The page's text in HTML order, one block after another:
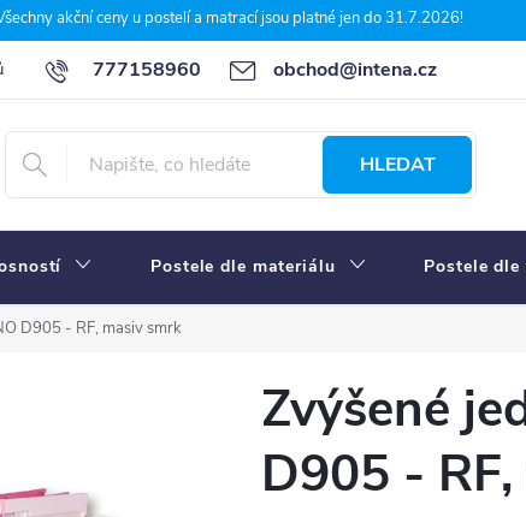
akční ceny u postelí a matrací jsou platné jen do 31.7.2026!
777158960 obchod@intena.cz
a ceny dopravy 7 důvodů, proč nakupit u Intena nábytek
HLEDAT
Postele dle materiálu Postele dle
D905 - RF, masiv smrk
Zvýšené
D905 -